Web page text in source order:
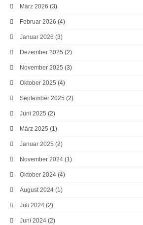
März 2026 (3)
Februar 2026 (4)
Januar 2026 (3)
Dezember 2025 (2)
November 2025 (3)
Oktober 2025 (4)
September 2025 (2)
Juni 2025 (2)
März 2025 (1)
Januar 2025 (2)
November 2024 (1)
Oktober 2024 (4)
August 2024 (1)
Juli 2024 (2)
Juni 2024 (2)